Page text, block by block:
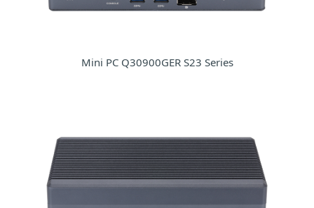
Mini PC Q30900GER S23 Series